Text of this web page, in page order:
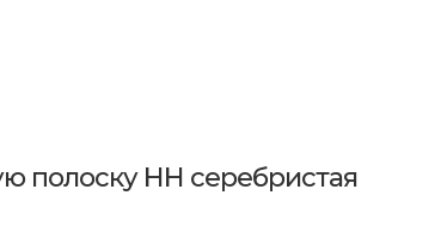
полоску НН серебристая